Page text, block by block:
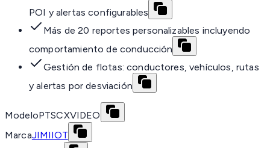
POI y alertas configurables
Más de 20 reportes personalizables incluyendo
comportamiento de conducción
Gestión de flotas: conductores, vehículos, rutas
y alertas por desviación
ModeloPTSCXVIDEO
MarcaJIMIIOT